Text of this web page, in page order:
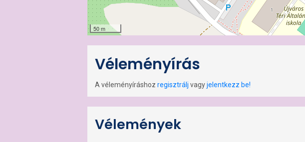
50 m
Véleményírás
A véleményíráshoz regisztrálj vagyjelentkezz be!
Vélemények